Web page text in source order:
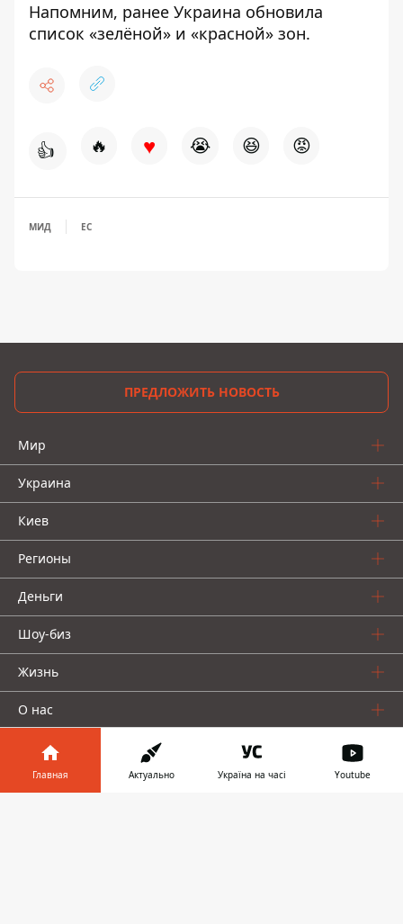
Напомним, ранее Украина обновила
список «зелёной» и «красной» зон.
👍 🔥 ♥ 😭 😆 😡
МИД ЕС
ПРЕДЛОЖИТЬ НОВОСТЬ
Мир
Украина
Киев
Регионы
Деньги
Шоу-биз
Жизнь
О нас
Главная Актуально Україна на часі Youtube